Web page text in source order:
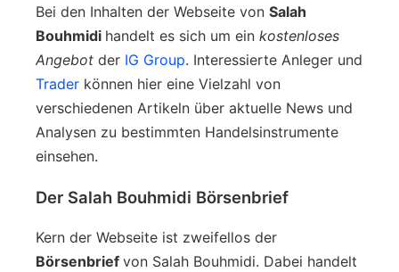
Bei den Inhalten der Webseite von Salah
Bouhmidi handelt es sich um ein kostenloses
Angebot der IG Group. Interessierte Anleger und
Trader können hier eine Vielzahl von
verschiedenen Artikeln über aktuelle News und
Analysen zu bestimmten Handelsinstrumente
einsehen.
Der Salah Bouhmidi Börsenbrief
Kern der Webseite ist zweifellos der
Börsenbrief von Salah Bouhmidi. Dabei handelt